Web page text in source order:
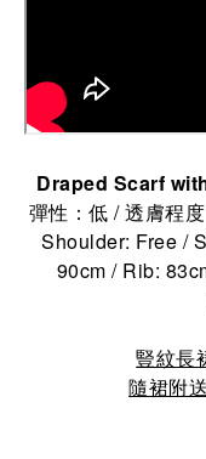
Draped Scarf
彈性：低 / 透膚程
Shoulder: Free /
90cm / Rib:
豎紋長
隨裙附